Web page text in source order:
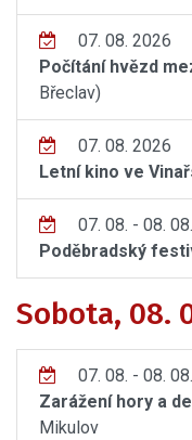
07. 08. 2026
Počítání hvězd
Břeclav)
07. 08. 2026
Letní kino ve
07. 08. - 08.
Poděbradský
Sobota, 08.
07. 08. - 08.
Zarážení hory a
Mikulov